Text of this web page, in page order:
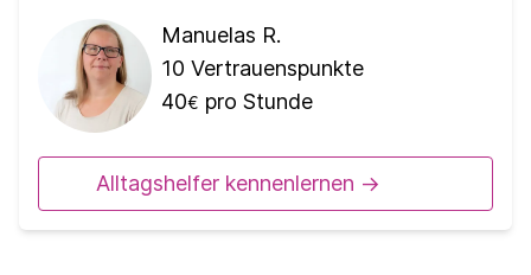
Manuelas R.
10 Vertrauenspunkte
40€ pro Stunde
Alltagshelfer kennenlernen ->